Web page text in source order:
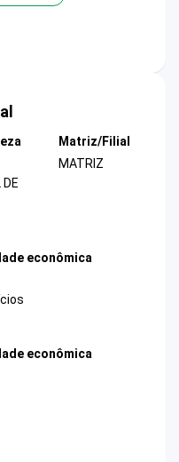
Matriz/Filial
MATRIZ
econômica
econômica